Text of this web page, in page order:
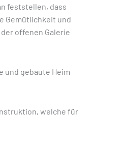
feststellen, dass
Gemütlichkeit und
offenen Galerie
und gebaute Heim
welche für